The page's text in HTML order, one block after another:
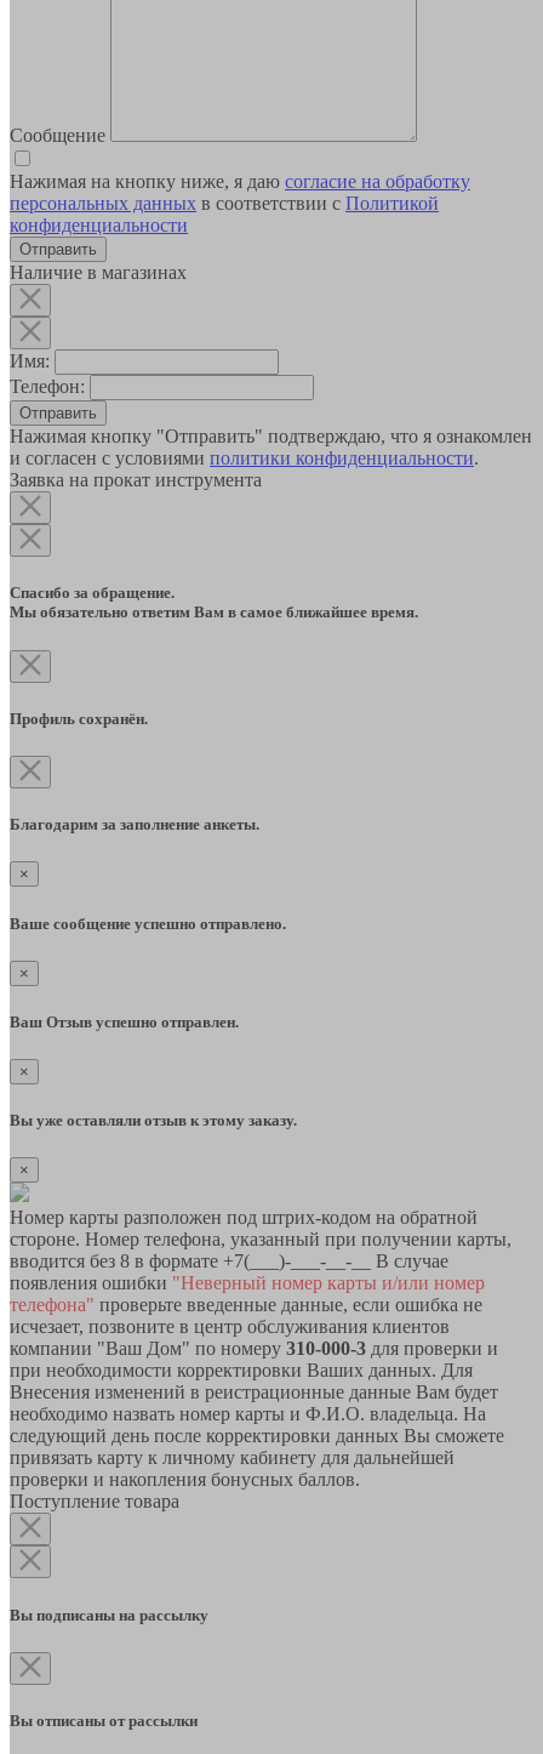
Сообщение
Нажимая на кнопку ниже, я даю согласие на обработку
персональных данных в соответствии с Политикой
конфиденциальности
Наличие в магазинах
Имя:
Телефон:
Отправить
Нажимая кнопку "Отправить" подтверждаю, что я ознакомлен
и согласен с условиями политики конфиденциальности.
Заявка на прокат инструмента
Спасибо за обращение.
Мы обязательно ответим Вам в самое ближайшее время.
Профиль сохранён.
Благодарим за заполнение анкеты.
×
Ваше сообщение успешно отправлено.
×
Ваш Отзыв успешно отправлен.
×
Вы уже оставляли отзыв к этому заказу.
×
Номер карты разположен под штрих-кодом на обратной
стороне. Номер телефона, указанный при получении карты,
вводится без 8 в формате +7(___)-___-__-__ В случае
появления ошибки "Неверный номер карты и/или номер
телефона" проверьте введенные данные, если ошибка не
исчезает, позвоните в центр обслуживания клиентов
компании "Ваш Дом" по номеру 310-000-3 для проверки и
при необходимости корректировки Ваших данных. Для
Внесения изменений в реистрационные данные Вам будет
необходимо назвать номер карты и Ф.И.О. владельца. На
следующий день после корректировки данных Вы сможете
привязать карту к личному кабинету для дальнейшей
проверки и накопления бонусных баллов.
Поступление товара
Вы подписаны на рассылку
Вы отписаны от рассылки